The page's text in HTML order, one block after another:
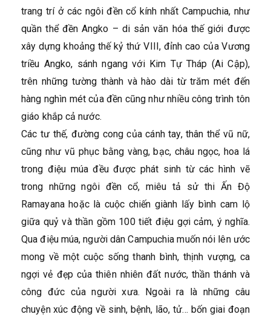
trang trí ở các ngôi đền cổ kính nhất Campuchia, như
quần thể đền Angko – di sản văn hóa thế giới được
xây dựng khoảng thế kỷ thứ VIII, đỉnh cao của Vương
triều Angko, sánh ngang với Kim Tự Tháp (Ai Cập),
trên những tường thành và hào dài từ trăm mét đến
hàng nghìn mét của đền cũng như nhiều công trình tôn
giáo khắp cả nước.
Các tư thế, đường cong của cánh tay, thân thể vũ nữ,
cũng như vũ phục bằng vàng, bạc, châu ngọc, hoa lá
trong điệu múa đều được phát sinh từ các hình vẽ
trong những ngôi đền cổ, miêu tả sử thi Ấn Độ
Ramayana hoặc là cuộc chiến giành lấy bình cam lộ
giữa quỷ và thần gồm 100 tiết điệu gợi cảm, ý nghĩa.
Qua điệu múa, người dân Campuchia muốn nói lên ước
mong về một cuộc sống thanh bình, thịnh vượng, ca
ngợi vẻ đẹp của thiên nhiên đất nước, thần thánh và
công đức của người xưa. Ngoài ra là những câu
chuyện xúc động về sinh, bệnh, lão, tử… bốn giai đoạn